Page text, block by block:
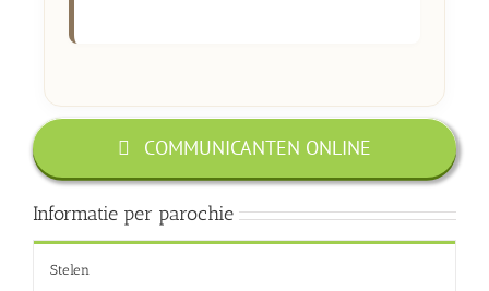
COMMUNICANTEN ONLINE
Informatie per parochie
Stelen